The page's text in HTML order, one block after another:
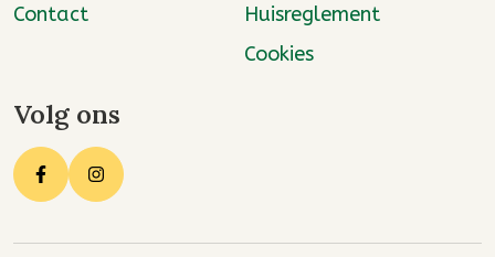
Contact
Huisreglement
Cookies
Volg ons